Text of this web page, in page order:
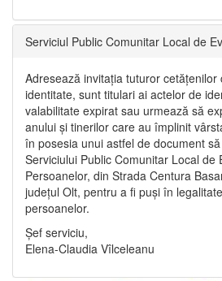
Serviciul Public Comunitar Local de
Adresează invitația tuturor
identitate, sunt titulari ai actelor de
valabilitate expirat sau urmează să
anului și tinerilor care au împlinit
în posesia unui astfel de document
Serviciului Public Comunitar Local de
Persoanelor, din Strada Centura
județul Olt, pentru a fi puși în
persoanelor.
Șef serviciu,
Elena-Claudia Vîlceleanu